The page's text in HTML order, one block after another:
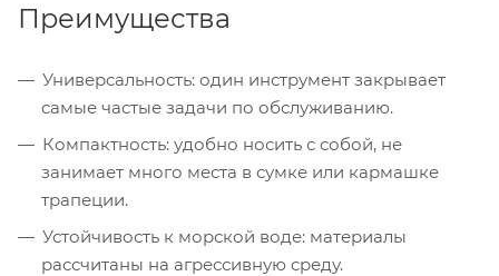
Преимущества
Универсальность: один инструмент закрывает
самые частые задачи по обслуживанию.
Компактность: удобно носить с собой, не
занимает много места в сумке или кармашке
трапеции.
Устойчивость к морской воде: материалы
рассчитаны на агрессивную среду.